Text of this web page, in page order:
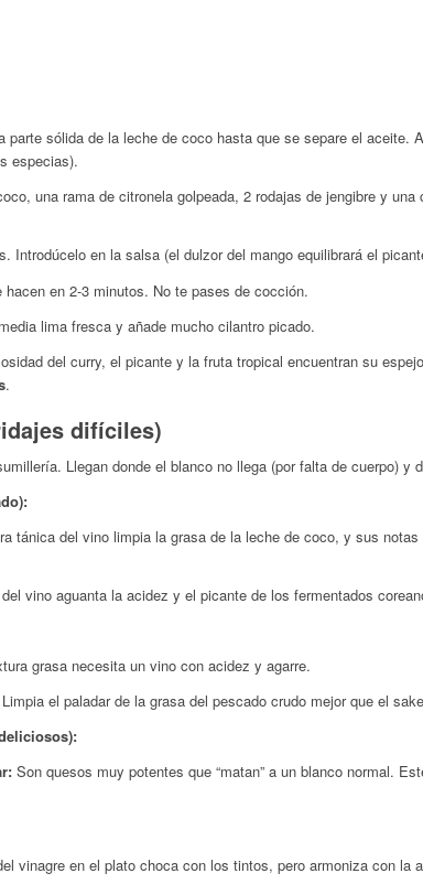
parte sólida de la leche de coco hasta que se separe el aceite.
especias).
una rama de citronela golpeada, 2 rodajas de jengibre y
Introdúcelo en la salsa (el dulzor del mango equilibrará el
en 2-3 minutos. No te pases de cocción.
lima fresca y añade mucho cilantro picado.
del curry, el picante y la fruta tropical encuentran su
.
difíciles)
Llegan donde el blanco no llega (por falta de cuerpo) y
tánica del vino limpia la grasa de la leche de coco, y sus
vino aguanta la acidez y el picante de los fermentados
grasa necesita un vino con acidez y agarre.
Limpia el paladar de la grasa del pescado crudo mejor que el
Son quesos muy potentes que “matan” a un blanco normal.
vinagre en el plato choca con los tintos, pero armoniza con